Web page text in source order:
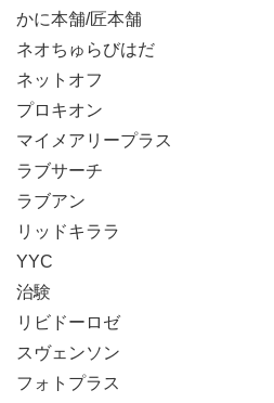
かに本舗/匠本舗
ネオちゅらびはだ
ネットオフ
プロキオン
マイメアリープラス
ラブサーチ
ラブアン
リッドキララ
YYC
治験
リビドーロゼ
スヴェンソン
フォトプラス